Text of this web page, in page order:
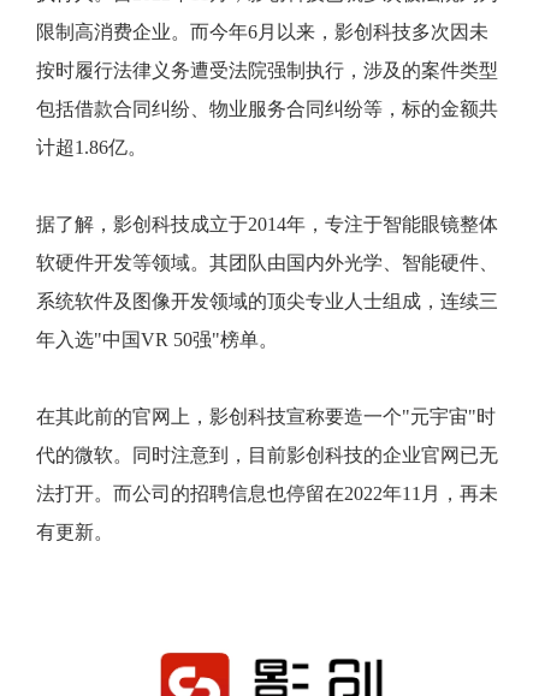
限制高消费企业。而今年6月以来，影创科技多次因未
按时履行法律义务遭受法院强制执行，涉及的案件类型
包括借款合同纠纷、物业服务合同纠纷等，标的金额共
计超1.86亿。
据了解，影创科技成立于2014年，专注于智能眼镜整体
软硬件开发等领域。其团队由国内外光学、智能硬件、
系统软件及图像开发领域的顶尖专业人士组成，连续三
年入选"中国VR 50强"榜单。
在其此前的官网上，影创科技宣称要造一个"元宇宙"时
代的微软。同时注意到，目前影创科技的企业官网已无
法打开。而公司的招聘信息也停留在2022年11月，再未
有更新。